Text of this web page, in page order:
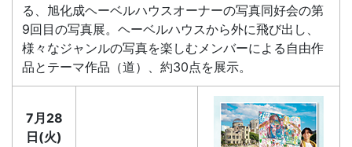
る、旭化成ヘーベルハウスオーナーの写真同好会の第
9回目の写真展。ヘーベルハウスから外に飛び出し、
様々なジャンルの写真を楽しむメンバーによる自由作
品とテーマ作品（道）、約30点を展示。
7月28
日(火)